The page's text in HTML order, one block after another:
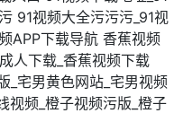
91视频大全污污污_91视
APP下载导航 香蕉视频
人下载_香蕉视频下载
_宅男黄色网站_宅男视频
视频_橙子视频污版_橙子